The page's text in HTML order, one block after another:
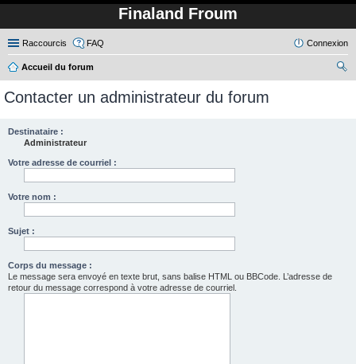
Finaland Froum
Raccourcis FAQ Connexion
Accueil du forum
Contacter un administrateur du forum
Destinataire :
Administrateur
Votre adresse de courriel :
Votre nom :
Sujet :
Corps du message :
Le message sera envoyé en texte brut, sans balise HTML ou BBCode. L’adresse de
retour du message correspond à votre adresse de courriel.